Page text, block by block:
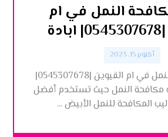
النمل في ام
أكتوبر 15, 2023
شركة مكافحة النمل في ام القيوين |0545307678|
مكافحة النمل حيث تستخدم أفضل
المكافحة للنمل الأبيض ...